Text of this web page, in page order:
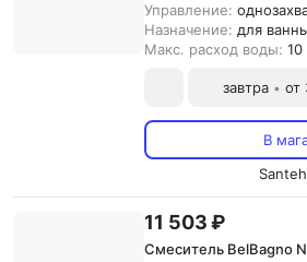
Управление:
Назначение: для
Макс. расход воды:
завтра • от
В
11 503 ₽
Смеситель BelBagno